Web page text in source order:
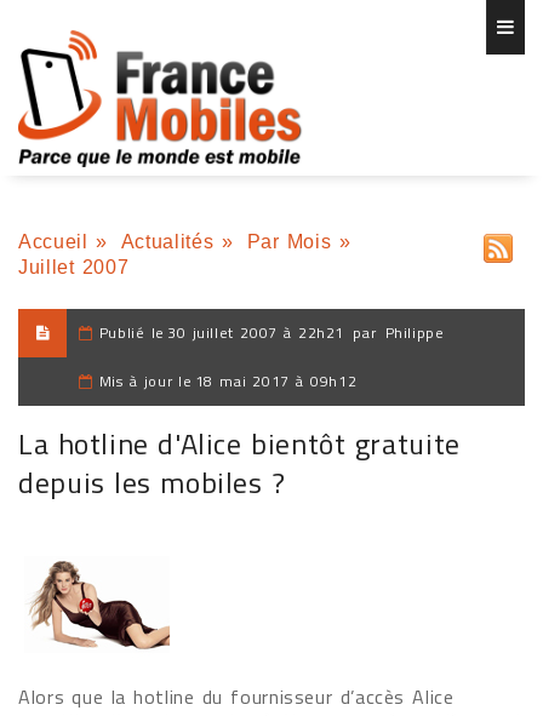
Accueil » Actualités » Par Mois »
Juillet 2007
Publié le 30 juillet 2007 à 22h21 par Philippe
Mis à jour le 18 mai 2017 à 09h12
La hotline d'Alice bientôt gratuite
depuis les mobiles ?
Alors que la hotline du fournisseur d’accès Alice